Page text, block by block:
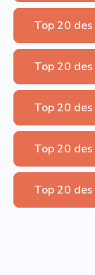
Top 20
Top 20
Top 20
Top 20
Top 20